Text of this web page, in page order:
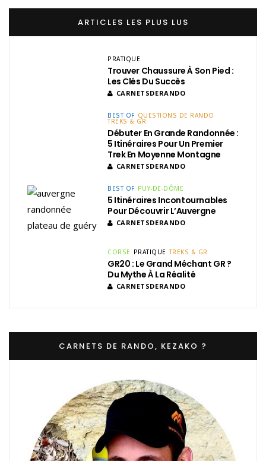
ARTICLES LES PLUS LUS
PRATIQUE
Trouver Chaussure À Son Pied :
Les Clés Du Succès
CARNETSDERANDO
BEST OF QUESTIONS DE RANDO
TREKS & GR
Débuter En Grande Randonnée :
5 Itinéraires Pour Un Premier
Trek En Moyenne Montagne
CARNETSDERANDO
BEST OF PUY-DE-DÔME
5 Itinéraires Incontournables
Pour Découvrir L’Auvergne
CARNETSDERANDO
CORSE PRATIQUE TREKS & GR
GR20 : Le Grand Méchant GR ?
Du Mythe À La Réalité
CARNETSDERANDO
CARNETS DE RANDO, KEZAKO ?